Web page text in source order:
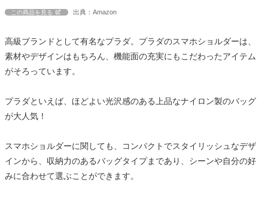
この商品を見る 出典：Amazon
高級ブランドとして有名なプラダ。プラダのスマホショルダーは、
素材やデザインはもちろん、機能面の充実にもこだわったアイテム
がそろっています。
プラダといえば、ほどよい光沢感のある上品なナイロン製のバッグ
が大人気！
スマホショルダーに関しても、コンパクトでスタイリッシュなデザ
インから、収納力のあるバッグタイプまであり、シーンや自分の好
みに合わせて選ぶことができます。